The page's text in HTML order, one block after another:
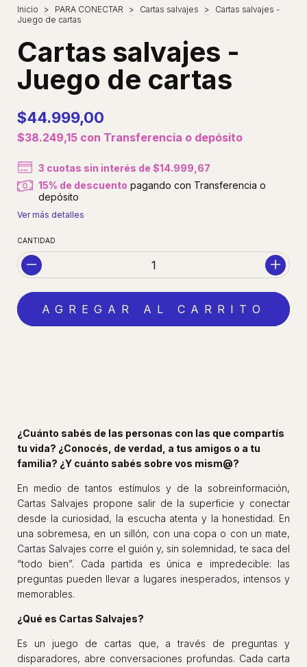
Inicio > PARA CONECTAR > Cartas salvajes >
Cartas salvajes -
Juego de cartas
Cartas salvajes -
Juego de cartas
$44.999,00
$38.249,15 con Transferencia o depósito
3 cuotas sin interés de$14.999,67
15% de descuento pagando con Transferencia o
depósito
Ver más detalles
CANTIDAD
¿Cuánto sabés de las personas con las que compartís
tu vida? ¿Conocés, de verdad, a tus amigos o a tu
familia? ¿Y cuánto sabés sobre vos mism@?
En medio de tantos estímulos y de la sobreinformación,
Cartas Salvajes propone salir de la superficie y conectar
desde la curiosidad, la escucha atenta y la honestidad. En
una sobremesa, en un sillón, con una copa o con un mate,
Cartas Salvajes corre el guión y, sin solemnidad, te saca del
“todo bien”. Cada partida es única e impredecible: las
preguntas pueden llevar a lugares inesperados, intensos y
memorables.
¿Qué es Cartas Salvajes?
Es un juego de cartas que, a través de preguntas y
disparadores, abre conversaciones profundas. Cada carta